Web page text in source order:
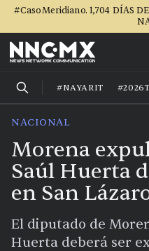
#CasoMeridiano. 1,704 DÍAS
#NAYARIT
NACIONAL
Morena
Saúl Huerta
en San
El diputado de
Huerta deberá ser